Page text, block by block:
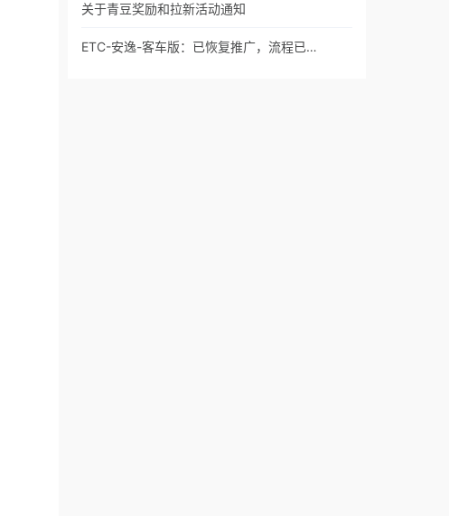
关于青豆奖励和拉新活动通知
ETC-安逸-客车版：已恢复推广，流程已…